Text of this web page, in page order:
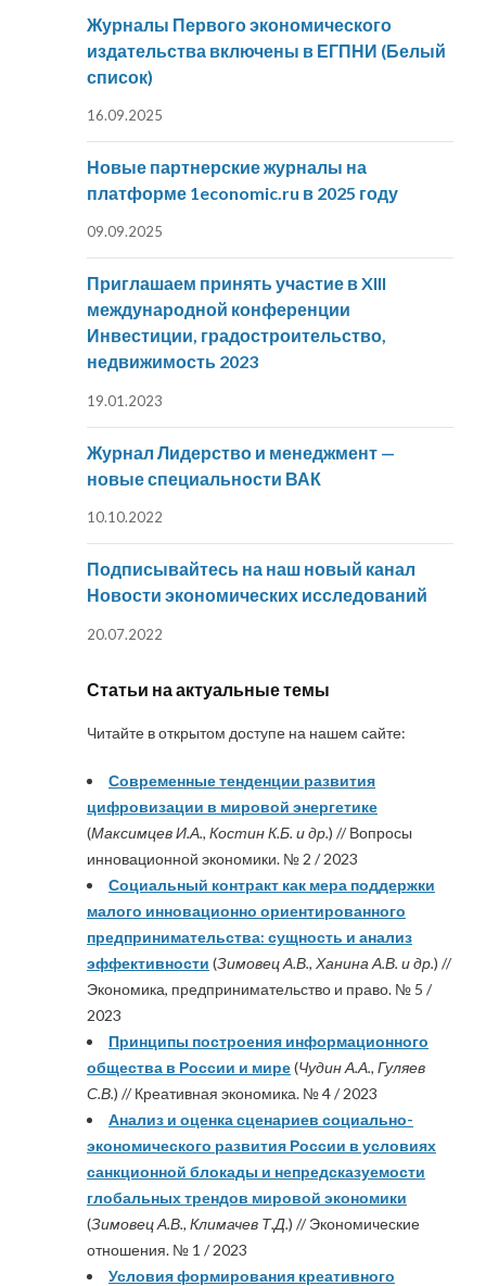
Журналы Первого экономического
издательства включены в ЕГПНИ (Белый
список)
16.09.2025
Новые партнерские журналы на
платформе 1economic.ru в 2025 году
09.09.2025
Приглашаем принять участие в XIII
международной конференции
Инвестиции, градостроительство,
недвижимость 2023
19.01.2023
Журнал Лидерство и менеджмент —
новые специальности ВАК
10.10.2022
Подписывайтесь на наш новый канал
Новости экономических исследований
20.07.2022
Статьи на актуальные темы
Читайте в открытом доступе на нашем сайте:
Современные тенденции развития
цифровизации в мировой энергетике
(Максимцев И.А., Костин К.Б. и др.) // Вопросы
инновационной экономики. № 2 / 2023
Социальный контракт как мера поддержки
малого инновационно ориентированного
предпринимательства: сущность и анализ
эффективности (Зимовец А.В., Ханина А.В. и др.) //
Экономика, предпринимательство и право. № 5 /
2023
Принципы построения информационного
общества в России и мире(Чудин А.А., Гуляев
С.В.) // Креативная экономика. № 4 / 2023
Анализ и оценка сценариев социально-
экономического развития России в условиях
санкционной блокады и непредсказуемости
глобальных трендов мировой экономики
(Зимовец А.В., Климачев Т.Д.) // Экономические
отношения. № 1 / 2023
Условия формирования креативного